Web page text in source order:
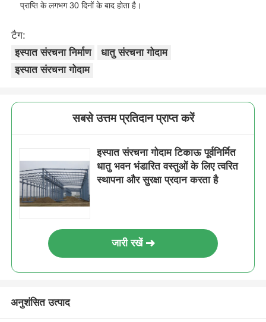
प्राप्ति के लगभग 30 दिनों के बाद होता है।
टैग:
इस्पात संरचना निर्माण
धातु संरचना गोदाम
इस्पात संरचना गोदाम
सबसे उत्तम प्रतिदान प्राप्त करें
इस्पात संरचना गोदाम टिकाऊ पूर्वनिर्मित
धातु भवन भंडारित वस्तुओं के लिए त्वरित
स्थापना और सुरक्षा प्रदान करता है
जारी रखें
अनुशंसित उत्पाद